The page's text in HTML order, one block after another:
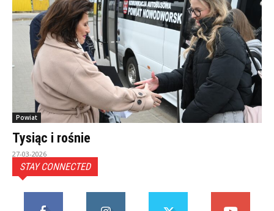
Powiat
Tysiąc i rośnie
27-03-2026
STAY CONNECTED